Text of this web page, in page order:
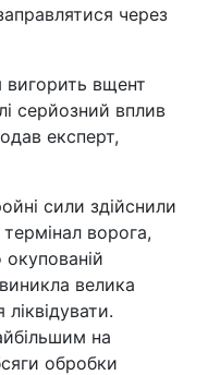
через
вщент
серйозний вплив
експерт,
сили здійснили
ворога,
велика
на
обробки